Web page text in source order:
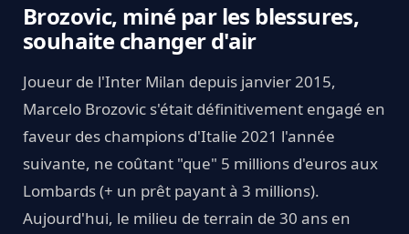
Brozovic, miné par les blessures,
souhaite changer d'air
Joueur de l'Inter Milan depuis janvier 2015,
Marcelo Brozovic s'était définitivement engagé en
faveur des champions d'Italie 2021 l'année
suivante, ne coûtant "que" 5 millions d'euros aux
Lombards (+ un prêt payant à 3 millions).
Aujourd'hui, le milieu de terrain de 30 ans en